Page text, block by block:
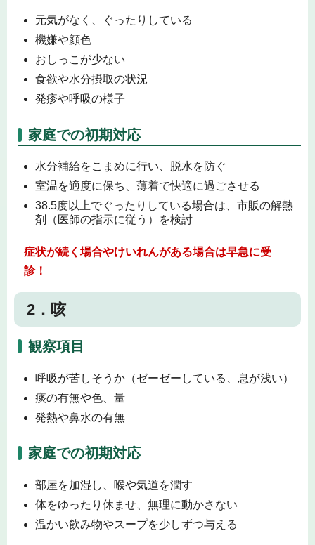
元気がなく、ぐったりしている
機嫌や顔色
おしっこが少ない
食欲や水分摂取の状況
発疹や呼吸の様子
家庭での初期対応
水分補給をこまめに行い、脱水を防ぐ
室温を適度に保ち、薄着で快適に過ごさせる
38.5度以上でぐったりしている場合は、市販の解熱
剤（医師の指示に従う）を検討
症状が続く場合やけいれんがある場合は早急に受
診！
2．咳
観察項目
呼吸が苦しそうか（ゼーゼーしている、息が浅い）
痰の有無や色、量
発熱や鼻水の有無
家庭での初期対応
部屋を加湿し、喉や気道を潤す
体をゆったり休ませ、無理に動かさない
温かい飲み物やスープを少しずつ与える